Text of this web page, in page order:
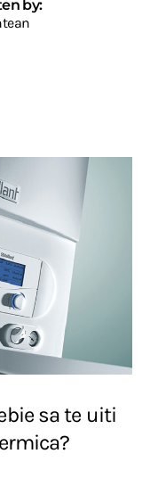
by:
sa te uiti